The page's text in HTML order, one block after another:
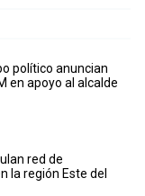
político anuncian
en apoyo al alcalde
red de
la región Este del